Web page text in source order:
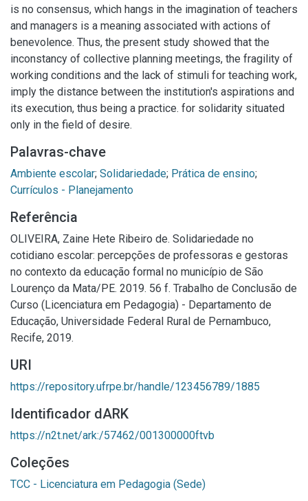
is no consensus, which hangs in the imagination of teachers
and managers is a meaning associated with actions of
benevolence. Thus, the present study showed that the
inconstancy of collective planning meetings, the fragility of
working conditions and the lack of stimuli for teaching work,
imply the distance between the institution's aspirations and
its execution, thus being a practice. for solidarity situated
only in the field of desire.
Palavras-chave
Ambiente escolar; Solidariedade; Prática de ensino;
Currículos - Planejamento
Referência
OLIVEIRA, Zaine Hete Ribeiro de. Solidariedade no
cotidiano escolar: percepções de professoras e gestoras
no contexto da educação formal no município de São
Lourenço da Mata/PE. 2019. 56 f. Trabalho de Conclusão de
Curso (Licenciatura em Pedagogia) - Departamento de
Educação, Universidade Federal Rural de Pernambuco,
Recife, 2019.
URI
https://repository.ufrpe.br/handle/123456789/1885
Identificador dARK
https://n2t.net/ark:/57462/001300000ftvb
Coleções
TCC - Licenciatura em Pedagogia (Sede)